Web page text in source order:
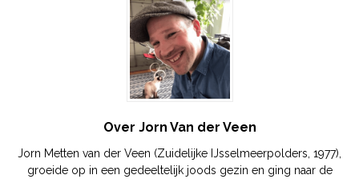
Over Jorn Van der Veen
Jorn Metten van der Veen (Zuidelijke IJsselmeerpolders, 1977),
groeide op in een gedeeltelijk joods gezin en ging naar de